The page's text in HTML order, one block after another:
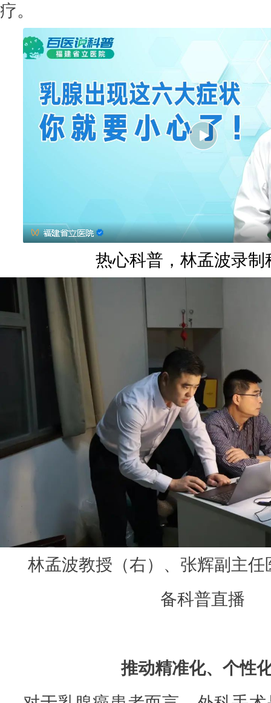
疗。
热心科普，林孟波录制
林孟波教授（右）、张辉副主
备科普直播
推动精准化、个性